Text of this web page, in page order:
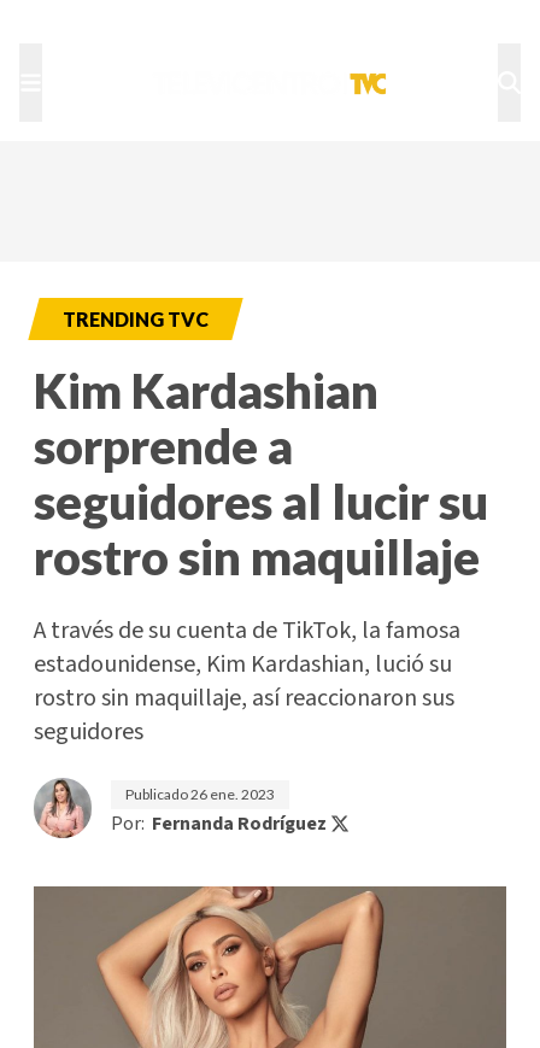
TRENDING TVC
Kim Kardashian
sorprende a
seguidores al lucir su
rostro sin maquillaje
A través de su cuenta de TikTok, la famosa
estadounidense, Kim Kardashian, lució su
rostro sin maquillaje, así reaccionaron sus
seguidores
Publicado26 ene. 2023
Por: Fernanda Rodríguez